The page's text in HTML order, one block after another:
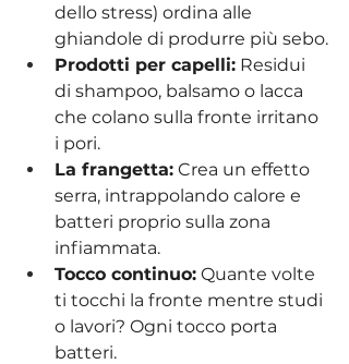
dello stress) ordina alle
ghiandole di produrre più sebo.
Prodotti per capelli: Residui
di shampoo, balsamo o lacca
che colano sulla fronte irritano
i pori.
La frangetta: Crea un effetto
serra, intrappolando calore e
batteri proprio sulla zona
infiammata.
Tocco continuo: Quante volte
ti tocchi la fronte mentre studi
o lavori? Ogni tocco porta
batteri.